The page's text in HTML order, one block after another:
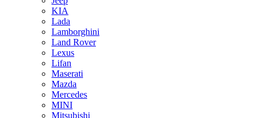
KIA
Lada
Lamborghini
Land Rover
Lexus
Lifan
Maserati
Mazda
Mercedes
MINI
Mitsubishi